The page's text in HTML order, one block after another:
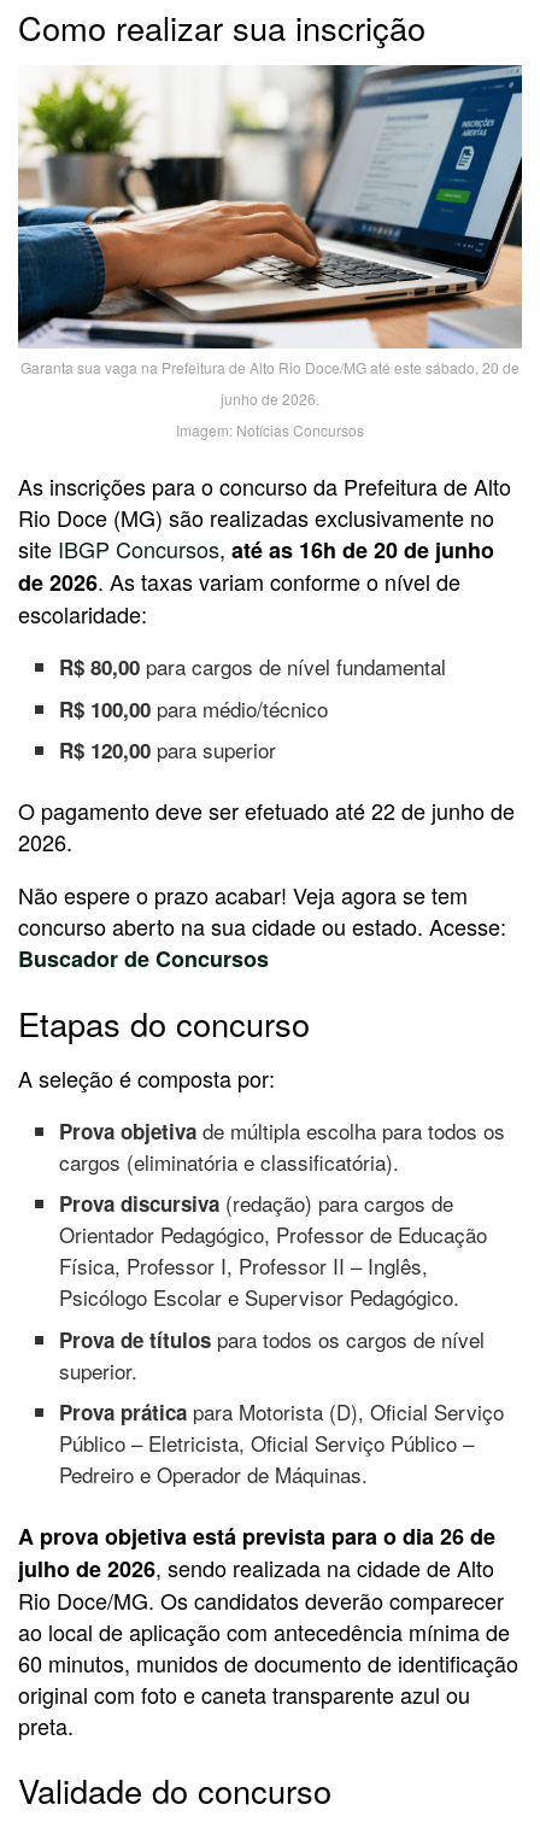
Como realizar sua inscrição
Garanta sua vaga na Prefeitura de Alto Rio Doce/MG até este sábado, 20 de
junho de 2026.
Imagem: Notícias Concursos
As inscrições para o concurso da Prefeitura de Alto
Rio Doce (MG) são realizadas exclusivamente no
site IBGP Concursos, até as 16h de 20 de junho
de 2026. As taxas variam conforme o nível de
escolaridade:
R$ 80,00 para cargos de nível fundamental
R$ 100,00 para médio/técnico
R$ 120,00 para superior
O pagamento deve ser efetuado até 22 de junho de
2026.
Não espere o prazo acabar! Veja agora se tem
concurso aberto na sua cidade ou estado. Acesse:
Buscador de Concursos
Etapas do concurso
A seleção é composta por:
Prova objetiva de múltipla escolha para todos os
cargos (eliminatória e classificatória).
Prova discursiva (redação) para cargos de
Orientador Pedagógico, Professor de Educação
Física, Professor I, Professor II – Inglês,
Psicólogo Escolar e Supervisor Pedagógico.
Prova de títulos para todos os cargos de nível
superior.
Prova prática para Motorista (D), Oficial Serviço
Público – Eletricista, Oficial Serviço Público –
Pedreiro e Operador de Máquinas.
A prova objetiva está prevista para o dia 26 de
julho de 2026, sendo realizada na cidade de Alto
Rio Doce/MG. Os candidatos deverão comparecer
ao local de aplicação com antecedência mínima de
60 minutos, munidos de documento de identificação
original com foto e caneta transparente azul ou
preta.
Validade do concurso